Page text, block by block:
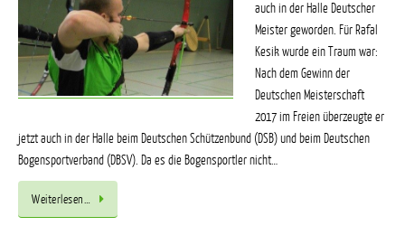
auch in der Halle Deutscher
Meister geworden. Für Rafal
Kesik wurde ein Traum war:
Nach dem Gewinn der
Deutschen Meisterschaft
2017 im Freien überzeugte er
jetzt auch in der Halle beim Deutschen Schützenbund (DSB) und beim Deutschen
Bogensportverband (DBSV). Da es die Bogensportler nicht…
Weiterlesen…